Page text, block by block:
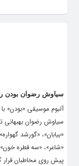
سیاوش رضوان بودن
آلبوم موسیقی «بودن»
سیاوش رضوان بهبهانی
«بیابان»، «گورشد
«شاعر»، «سه قطره
پیش روی مخاطبان